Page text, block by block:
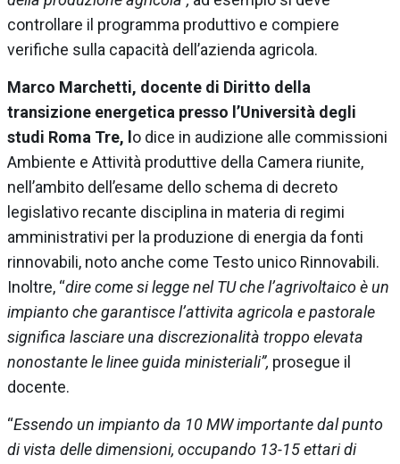
controllare il programma produttivo e compiere
verifiche sulla capacità dell’azienda agricola.
Marco Marchetti, docente di Diritto della
transizione energetica presso l’Università degli
studi Roma Tre, l o dice in audizione alle commissioni
Ambiente e Attività produttive della Camera riunite,
nell’ambito dell’esame dello schema di decreto
legislativo recante disciplina in materia di regimi
amministrativi per la produzione di energia da fonti
rinnovabili, noto anche come Testo unico Rinnovabili.
Inoltre, “dire come si legge nel TU che l’agrivoltaico è un
impianto che garantisce l’attivita agricola e pastorale
significa lasciare una discrezionalità troppo elevata
nonostante le linee guida ministeriali”, prosegue il
docente.
“Essendo un impianto da 10 MW importante dal punto
di vista delle dimensioni, occupando 13-15 ettari di